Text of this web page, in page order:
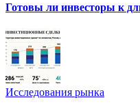
Готовы ли инвесторы к
Исследования рынка